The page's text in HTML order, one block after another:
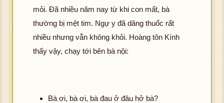
mỏi. Đã nhiều năm nay từ khi con mất, bà
thường bị mệt tim. Ngự y đã dâng thuốc rất
nhiều nhưng vẫn không khỏi. Hoàng tôn Kính
thấy vậy, chạy tới bên bà nội:
Bà ơi, bà ơi, bà đau ở đâu hở bà?